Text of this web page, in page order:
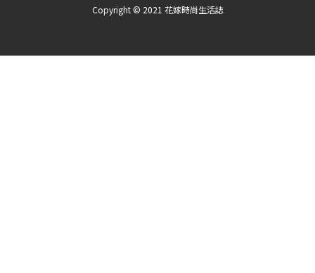
Copyright © 2021 花嫁時尚生活誌